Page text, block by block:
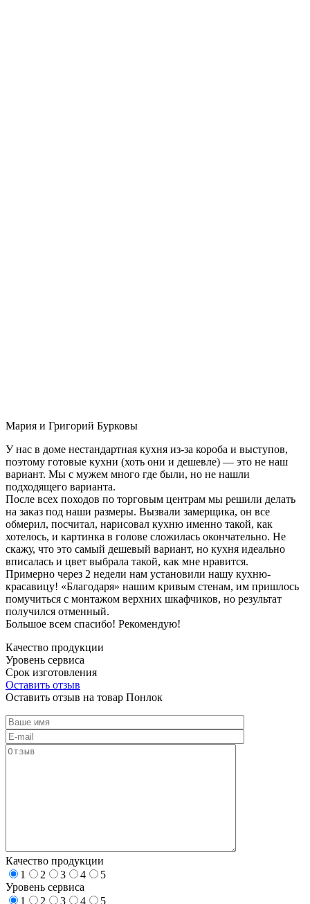
Мария и Григорий Бурковы
У нас в доме нестандартная кухня из-за короба и выступов,
поэтому готовые кухни (хоть они и дешевле) — это не наш
вариант. Мы с мужем много где были, но не нашли
подходящего варианта.
После всех походов по торговым центрам мы решили делать
на заказ под наши размеры. Вызвали замерщика, он все
обмерил, посчитал, нарисовал кухню именно такой, как
хотелось, и картинка в голове сложилась окончательно. Не
скажу, что это самый дешевый вариант, но кухня идеально
вписалась и цвет выбрала такой, как мне нравится.
Примерно через 2 недели нам установили нашу кухню-
красавицу! «Благодаря» нашим кривым стенам, им пришлось
помучиться с монтажом верхних шкафчиков, но результат
получился отменный.
Большое всем спасибо! Рекомендую!
Качество продукции
Уровень сервиса
Срок изготовления
Оставить отзыв
Оставить отзыв на товар Понлок
Качество продукции
1
2 3 4
5
Уровень сервиса
1
2 3 4
5